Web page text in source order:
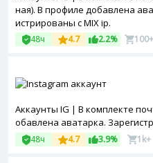
ная). В профиле добавлена
истрированы с MIX ip.
48ч 4.7 2.2% 100+
Аккаунты IG | В комплекте
обавлена аватарка.
48ч 4.7 3.9% 1k+